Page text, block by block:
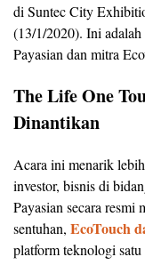
di Suntec City
(13/1/2020). Ini adalah
Payasian dan mitra
The Life One
Dinantikan
Acara ini menarik
investor, bisnis di
Payasian secara resmi
sentuhan, EcoTouch
platform teknologi